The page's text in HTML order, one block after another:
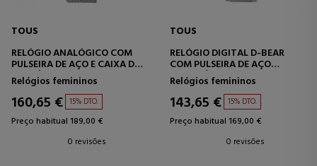
TOUS
RELÓGIO ANALÓGICO COM
PULSEIRA DE AÇO E CAIXA DE
ALUMÍNIO NA COR DOURADA
IPG TOUS S-MESH MIRROR
Relógios femininos
160,65 € 15% DTO.
Preço habitual 189,00 €
0 revisões
TOUS
RELÓGIO DIGITAL D-BEAR
COM PULSEIRA DE AÇO
INOXIDÁVEL
Relógios femininos
143,65 € 15% DTO.
Preço habitual 169,00 €
0 revisões